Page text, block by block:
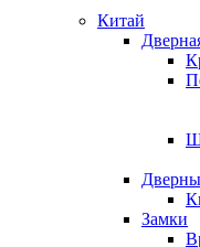
Китай
Замки